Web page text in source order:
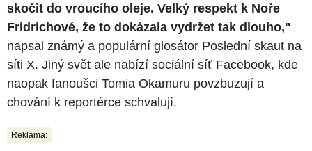
skočit do vroucího oleje. Velký respekt k Noře
Fridrichové, že to dokázala vydržet tak dlouho,"
napsal známý a populární glosátor Poslední skaut na
síti X. Jiný svět ale nabízí sociální síť Facebook, kde
naopak fanoušci Tomia Okamuru povzbuzují a
chování k reportérce schvalují.
Reklama: